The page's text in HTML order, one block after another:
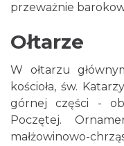
przeważnie
Ołtarze
W ołtarzu
kościoła, św.
górnej części -
Poczętej.
małżowinowo-